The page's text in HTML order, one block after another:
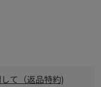
て（返品特約)